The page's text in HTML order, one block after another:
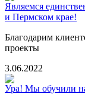
Являемся
и Пермском крае!
Благодарим
проекты
3.06.2022
Ура! Мы обучили